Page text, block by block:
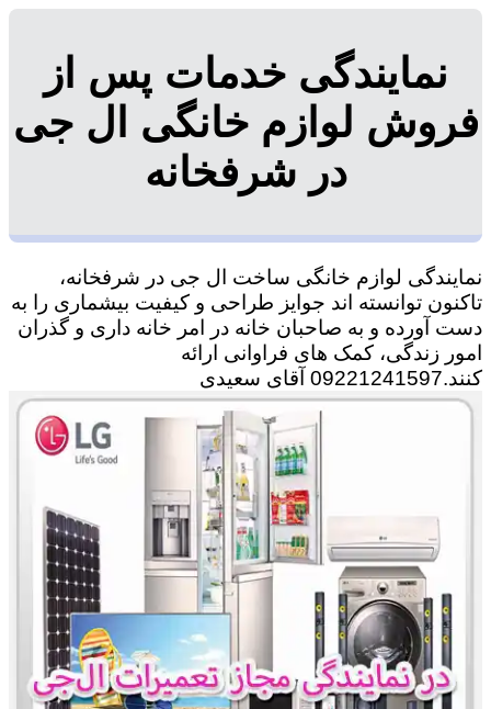
نمایندگی خدمات پس از
فروش لوازم خانگی ال جی
در شرفخانه
نمایندگی لوازم خانگی ساخت ال جی در شرفخانه،
تاکنون توانسته اند جوایز طراحی و کیفیت بیشماری را به
دست آورده و به صاحبان خانه در امر خانه داری و گذران
امور زندگی، کمک های فراوانی ارائه
کنند.09221241597 آقای سعیدی